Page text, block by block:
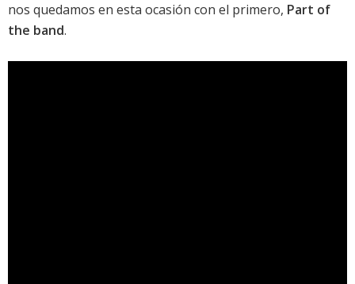
nos quedamos en esta ocasión con el primero, Part of
the band.